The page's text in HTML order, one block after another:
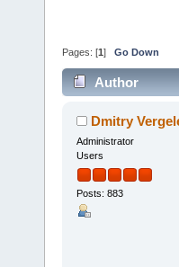
Pages: [1 ] Go Down
Author
Dmitry
Administrator
Users
Posts: 883